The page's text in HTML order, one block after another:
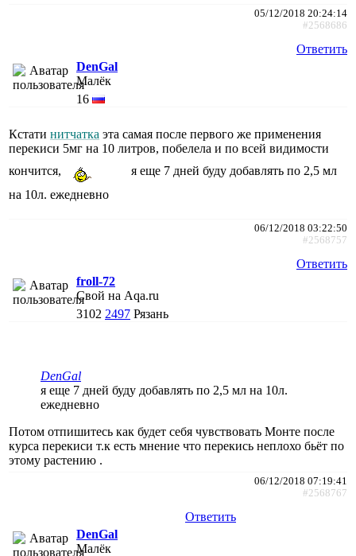
05/12/2018 20:24:14
#2568686
Ответить
DenGal
Малёк
16
Кстати нитчатка эта самая после первого же применения
перекиси 5мг на 10 литров, побелела и по всей видимости
кончится,
я еще 7 дней буду добавлять по 2,5 мл
на 10л. ежедневно
06/12/2018 03:22:50
#2568757
Ответить
froll-72
Свой на Aqa.ru
3102 2497 Рязань
DenGal
я еще 7 дней буду добавлять по 2,5 мл на 10л.
ежедневно
Потом отпишитесь как будет себя чувствовать Монте после
курса перекиси т.к есть мнение что перекись неплохо бьёт по
этому растению .
06/12/2018 07:19:41
#2568767
Ответить
DenGal
Малёк